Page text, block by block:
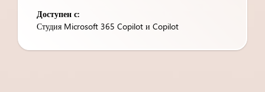
Доступен с:
Студия Microsoft 365 Copilot и Copilot